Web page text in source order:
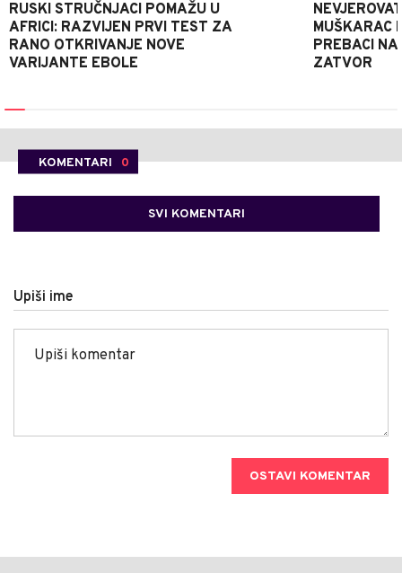
RUSKI STRUČNJACI POMAŽU U
AFRICI: RAZVIJEN PRVI TEST ZA
RANO OTKRIVANJE NOVE
VARIJANTE EBOLE
MUŠKARAC
PREBACI
ZATVOR
KOMENTARI 0
SVI KOMENTARI
Upiši ime
OSTAVI KOMENTAR